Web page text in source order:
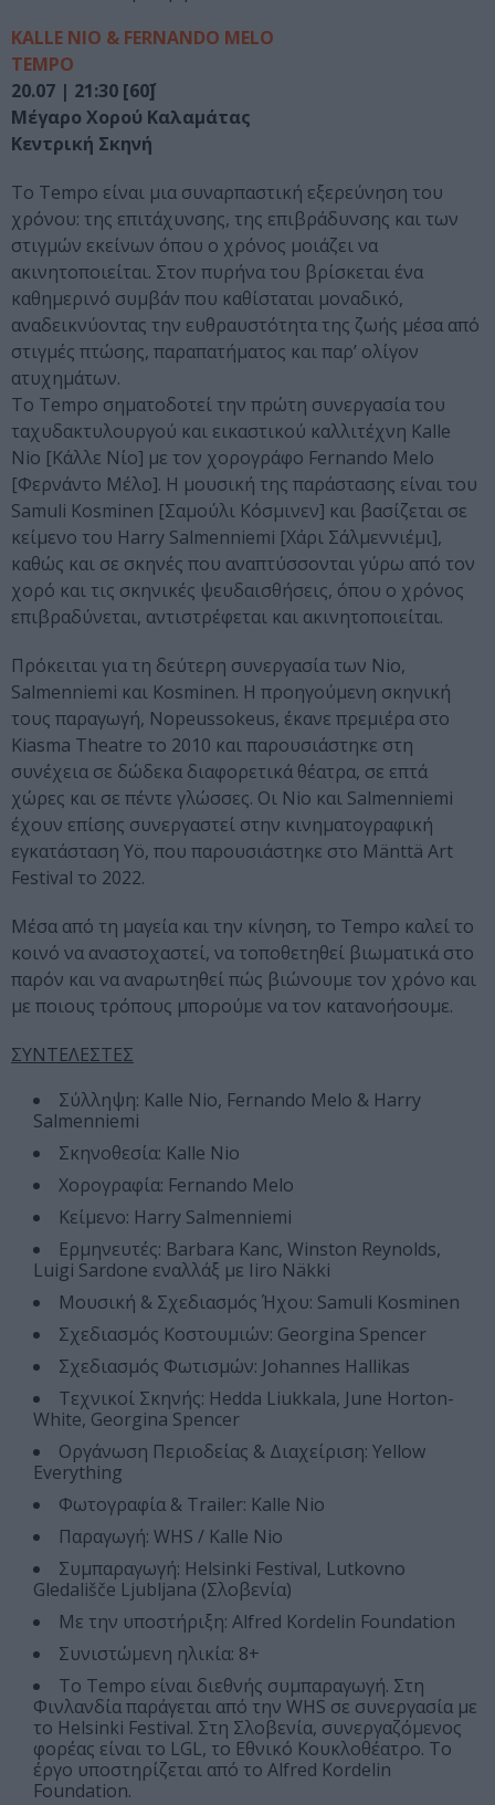
KALLE NIO & FERNANDO MELO
TEMPO
20.07 | 21:30 [60΄]
Μέγαρο Χορού Καλαμάτας
Κεντρική Σκηνή
Το Tempo είναι μια συναρπαστική εξερεύνηση του
χρόνου: της επιτάχυνσης, της επιβράδυνσης και των
στιγμών εκείνων όπου ο χρόνος μοιάζει να
ακινητοποιείται. Στον πυρήνα του βρίσκεται ένα
καθημερινό συμβάν που καθίσταται μοναδικό,
αναδεικνύοντας την ευθραυστότητα της ζωής μέσα από
στιγμές πτώσης, παραπατήματος και παρ’ ολίγον
ατυχημάτων.
Το Tempo σηματοδοτεί την πρώτη συνεργασία του
ταχυδακτυλουργού και εικαστικού καλλιτέχνη Kalle
Nio [Κάλλε Νίο] με τον χορογράφο Fernando Melo
[Φερνάντο Μέλο]. Η μουσική της παράστασης είναι του
Samuli Kosminen [Σαμούλι Κόσμινεν] και βασίζεται σε
κείμενο του Harry Salmenniemi [Χάρι Σάλμεννιέμι],
καθώς και σε σκηνές που αναπτύσσονται γύρω από τον
χορό και τις σκηνικές ψευδαισθήσεις, όπου ο χρόνος
επιβραδύνεται, αντιστρέφεται και ακινητοποιείται.
Πρόκειται για τη δεύτερη συνεργασία των Nio,
Salmenniemi και Kosminen. Η προηγούμενη σκηνική
τους παραγωγή, Nopeussokeus, έκανε πρεμιέρα στο
Kiasma Theatre το 2010 και παρουσιάστηκε στη
συνέχεια σε δώδεκα διαφορετικά θέατρα, σε επτά
χώρες και σε πέντε γλώσσες. Οι Nio και Salmenniemi
έχουν επίσης συνεργαστεί στην κινηματογραφική
εγκατάσταση Yö, που παρουσιάστηκε στο Mänttä Art
Festival το 2022.
Μέσα από τη μαγεία και την κίνηση, το Tempo καλεί το
κοινό να αναστοχαστεί, να τοποθετηθεί βιωματικά στο
παρόν και να αναρωτηθεί πώς βιώνουμε τον χρόνο και
με ποιους τρόπους μπορούμε να τον κατανοήσουμε.
ΣΥΝΤΕΛΕΣΤΕΣ
Σύλληψη: Kalle Nio, Fernando Melo & Harry
Salmenniemi
Σκηνοθεσία: Kalle Nio
Χορογραφία: Fernando Melo
Κείμενο: Harry Salmenniemi
Ερμηνευτές: Barbara Kanc, Winston Reynolds,
Luigi Sardone εναλλάξ με Iiro Näkki
Μουσική & Σχεδιασμός Ήχου: Samuli Kosminen
Σχεδιασμός Κοστουμιών: Georgina Spencer
Σχεδιασμός Φωτισμών: Johannes Hallikas
Τεχνικοί Σκηνής: Hedda Liukkala, June Horton-
White, Georgina Spencer
Οργάνωση Περιοδείας & Διαχείριση: Yellow
Everything
Φωτογραφία & Trailer: Kalle Nio
Παραγωγή: WHS / Kalle Nio
Συμπαραγωγή: Helsinki Festival, Lutkovno
Gledališče Ljubljana (Σλοβενία)
Με την υποστήριξη: Alfred Kordelin Foundation
Συνιστώμενη ηλικία: 8+
Το Tempo είναι διεθνής συμπαραγωγή. Στη
Φινλανδία παράγεται από την WHS σε συνεργασία με
το Helsinki Festival. Στη Σλοβενία, συνεργαζόμενος
φορέας είναι το LGL, το Εθνικό Κουκλοθέατρο. Το
έργο υποστηρίζεται από το Alfred Kordelin
Foundation.